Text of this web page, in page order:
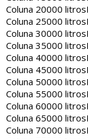
Coluna 20000 litros
Coluna 25000 litros
Coluna 30000 litros
Coluna 35000 litros
Coluna 40000 litros
Coluna 45000 litros
Coluna 50000 litros
Coluna 55000 litros
Coluna 60000 litros
Coluna 65000 litros
Coluna 70000 litros